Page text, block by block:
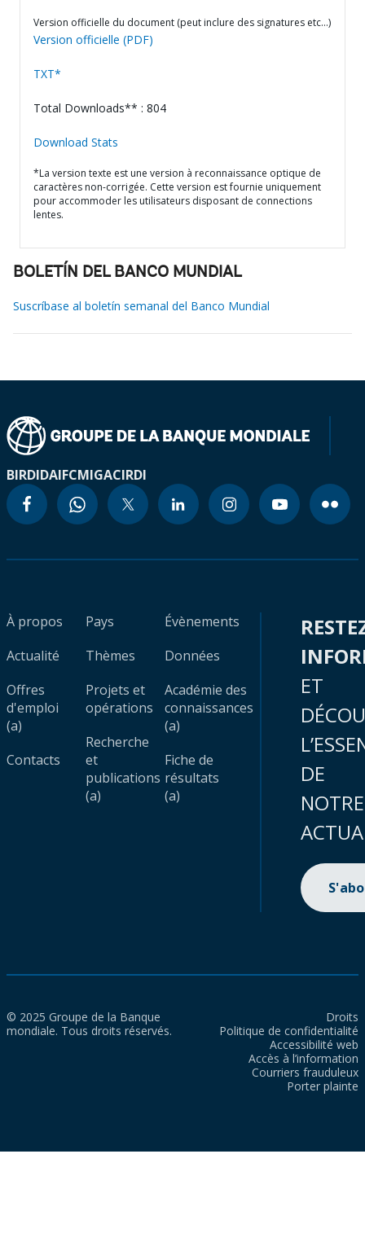
Version officielle du document (peut inclure des signatures etc…)
Version officielle (PDF)
TXT*
Total Downloads** : 804
Download Stats
*La version texte est une version à reconnaissance optique de
caractères non-corrigée. Cette version est fournie uniquement
pour accommoder les utilisateurs disposant de connections
lentes.
BOLETÍN DEL BANCO MUNDIAL
Suscríbase al boletín semanal del Banco Mundial
BIRDIDAIFCMIGACIRDI
À propos
Actualité
Offres
d'emploi
(a)
Contacts
Pays
Thèmes
Projets et
opérations
Recherche
et
publications
(a)
Évènements
Données
Académie des
connaissances
(a)
Fiche de
résultats
(a)
ET
DE
NOTRE
© 2025 Groupe de la Banque
mondiale. Tous droits réservés.
Droits
Politique de confidentialité
Accessibilité web
Accès à l’information
Courriers frauduleux
Porter plainte